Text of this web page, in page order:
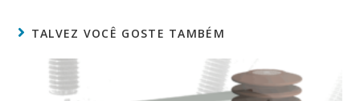
TALVEZ VOCÊ GOSTE TAMBÉM